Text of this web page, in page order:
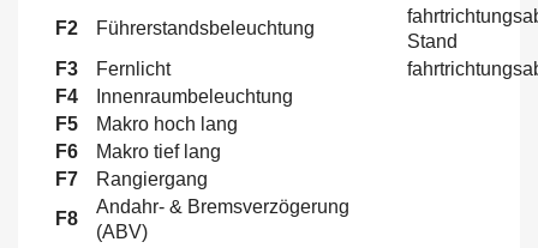
F2
Führerstandsbeleuchtung
Stand
F3
Fernlicht
F4
Innenraumbeleuchtung
F5
Makro hoch lang
F6
Makro tief lang
F7
Rangiergang
F8
Andahr- & Bremsverzögerung
(ABV)